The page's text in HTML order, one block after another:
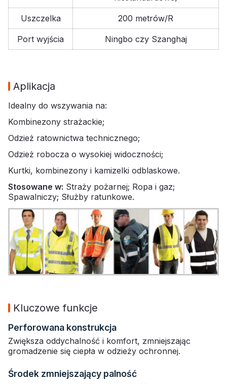
Uszczelka 200 metrów/R
Port wyjścia Ningbo czy Szanghaj
Aplikacja
Idealny do wszywania na:
Kombinezony strażackie;
Odzież ratownictwa technicznego;
Odzież robocza o wysokiej widoczności;
Kurtki, kombinezony i kamizelki odblaskowe.
Stosowane w: Straży pożarnej; Ropa i gaz;
Spawalniczy; Służby ratunkowe.
Kluczowe funkcje
Perforowana konstrukcja
Zwiększa oddychalność i komfort, zmniejszając
gromadzenie się ciepła w odzieży ochronnej.
Środek zmniejszający palność